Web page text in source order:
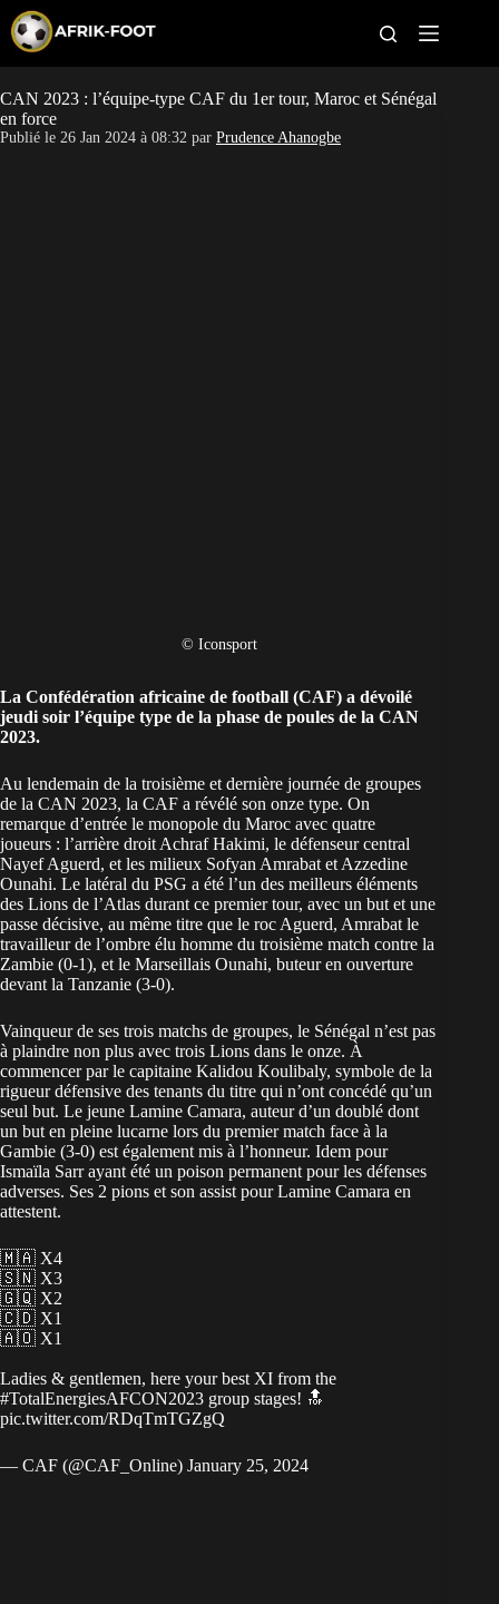
p
o
c
o
CAN féminine
CAN 2023 : l’équipe-type CAF du 1er tour, Maroc et Sénégal
en force
Publié le 26 Jan 2024 à 08:32 par Prudence Ahanogbe
© Iconsport
La Confédération africaine de football (CAF) a dévoilé
jeudi soir l’équipe type de la phase de poules de la CAN
2023.
Au lendemain de la troisième et dernière journée de groupes
de la CAN 2023, la CAF a révélé son onze type. On
remarque d’entrée le monopole du Maroc avec quatre
joueurs : l’arrière droit Achraf Hakimi, le défenseur central
Nayef Aguerd, et les milieux Sofyan Amrabat et Azzedine
Ounahi. Le latéral du PSG a été l’un des meilleurs éléments
des Lions de l’Atlas durant ce premier tour, avec un but et une
passe décisive, au même titre que le roc Aguerd, Amrabat le
travailleur de l’ombre élu homme du troisième match contre la
Zambie (0-1), et le Marseillais Ounahi, buteur en ouverture
devant la Tanzanie (3-0).
Vainqueur de ses trois matchs de groupes, le Sénégal n’est pas
à plaindre non plus avec trois Lions dans le onze. À
commencer par le capitaine Kalidou Koulibaly, symbole de la
rigueur défensive des tenants du titre qui n’ont concédé qu’un
seul but. Le jeune Lamine Camara, auteur d’un doublé dont
un but en pleine lucarne lors du premier match face à la
Gambie (3-0) est également mis à l’honneur. Idem pour
Ismaïla Sarr ayant été un poison permanent pour les défenses
adverses. Ses 2 pions et son assist pour Lamine Camara en
attestent.
🇲🇦 X4
🇸🇳 X3
🇬🇶 X2
🇨🇩 X1
🇦🇴 X1
Ladies & gentlemen, here your best XI from the
#TotalEnergiesAFCON2023 group stages! 🔝
pic.twitter.com/RDqTmTGZgQ
— CAF (@CAF_Online) January 25, 2024